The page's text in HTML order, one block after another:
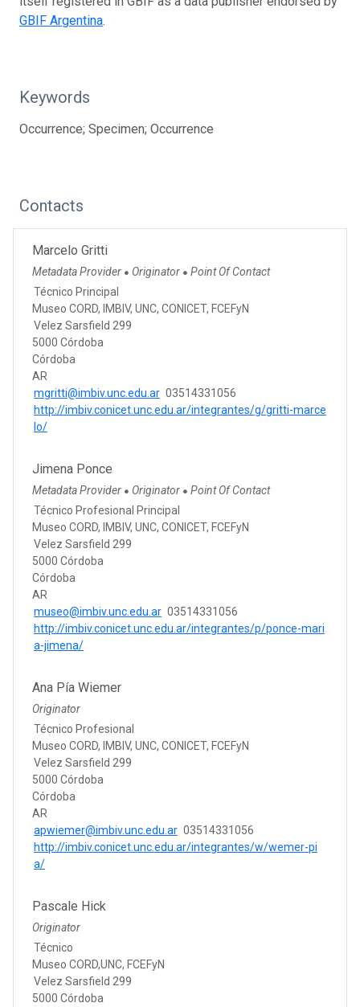
GBIF Argentina.
Keywords
Occurrence; Specimen; Occurrence
Contacts
Marcelo Gritti
Metadata Provider ● Originator ● Point Of Contact
Técnico Principal
Museo CORD, IMBIV, UNC, CONICET, FCEFyN
Velez Sarsfield 299
5000 Córdoba
Córdoba
AR
mgritti@imbiv.unc.edu.ar 03514331056
http://imbiv.conicet.unc.edu.ar/integrantes/g/gritti-marce
lo/
Jimena Ponce
Metadata Provider ● Originator ● Point Of Contact
Técnico Profesional Principal
Museo CORD, IMBIV, UNC, CONICET, FCEFyN
Velez Sarsfield 299
5000 Córdoba
Córdoba
AR
museo@imbiv.unc.edu.ar 03514331056
http://imbiv.conicet.unc.edu.ar/integrantes/p/ponce-mari
a-jimena/
Ana Pía Wiemer
Originator
Técnico Profesional
Museo CORD, IMBIV, UNC, CONICET, FCEFyN
Velez Sarsfield 299
5000 Córdoba
Córdoba
AR
apwiemer@imbiv.unc.edu.ar 03514331056
http://imbiv.conicet.unc.edu.ar/integrantes/w/wemer-pi
a/
Pascale Hick
Originator
Técnico
Museo CORD,UNC, FCEFyN
Velez Sarsfield 299
5000 Córdoba